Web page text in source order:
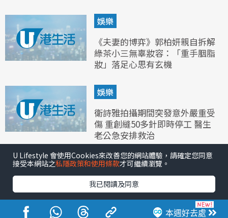
娛樂
《夫妻的博弈》郭柏妍親自拆解
綠茶小三無辜妝容：「重手胭脂
妝」落足心思有玄機
娛樂
衛詩雅拍攝期間突發意外嚴重受
傷 重創縫50多針即時停工 醫生
老公急安排救治
本週好去處
U Lifestyle 會使用Cookies來改善您的網站體驗，請確定您同意
接受本網站之私隱政策和使用條款才可繼續瀏覽。
我已閱讀及同意